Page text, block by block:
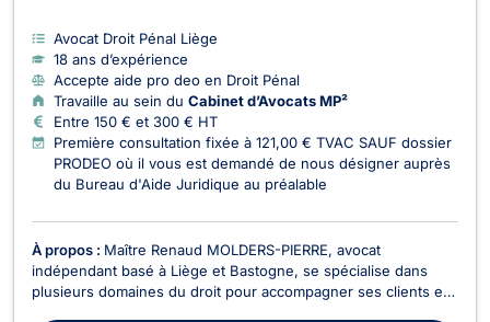
Avocat Droit Pénal Liège
18 ans d’expérience
Accepte aide pro deo en Droit Pénal
Travaille au sein du Cabinet d’Avocats MP²
Entre 150 € et 300 € HT
Première consultation fixée à 121,00 € TVAC SAUF dossier
PRODEO où il vous est demandé de nous désigner auprès
du Bureau d'Aide Juridique au préalable
À propos : Maître Renaud MOLDERS-PIERRE, avocat
indépendant basé à Liège et Bastogne, se spécialise dans
plusieurs domaines du droit pour accompagner ses clients en